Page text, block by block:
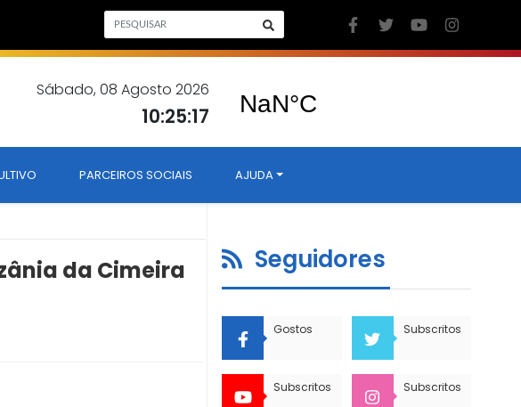
Sábado, 08 Agosto 2026
10:25:18
PARCEIROS SOCIAIS AJUDA
da Cimeira
Seguidores
Gostos Subscritos
Subscritos Subscritos